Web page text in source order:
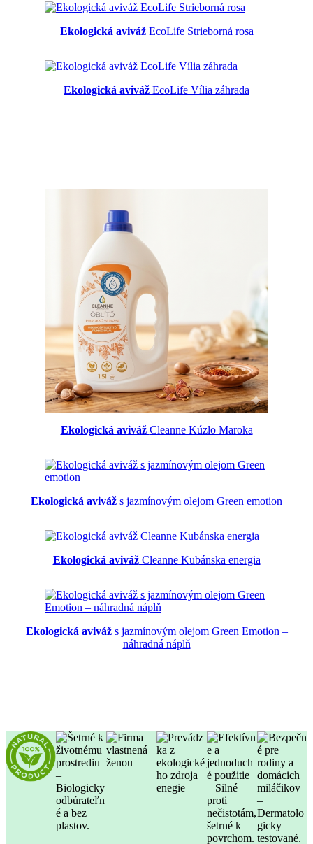
Ekologická avivážEcoLife Strieborná rosa
Ekologická aviváž EcoLife Vília záhrada
Ekologická aviváž Cleanne Kúzlo Maroka
Ekologická aviváž s jazmínovým olejom Green emotion
Ekologická avivážCleanne Kubánska energia
Ekologická avivážs jazmínovým olejom Green Emotion –
náhradná náplň